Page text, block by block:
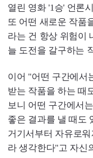
열린 영화 '1승' 언론
또 어떤 새로운 작품
라는 건 항상 위험이
늘 도전을 갈구하는
이어 "어떤 구간에서
받는 작품을 하는 때
보니 어떤 구간에서
좋은 결과를 낼 때도
거기서부터 자유로
라 생각한다"고 자신